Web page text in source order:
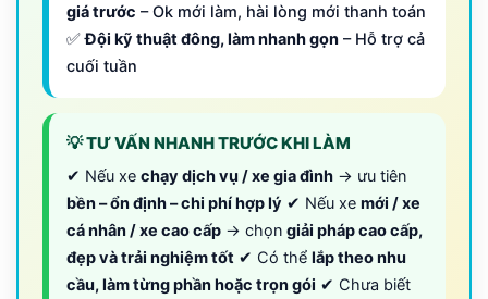
giá trước – Ok mới làm, hài lòng mới thanh toán
✅Đội kỹ thuật đông, làm nhanh gọn – Hỗ trợ cả
cuối tuần
💡 TƯ VẤN NHANH TRƯỚC KHI LÀM
✔ Nếu xe chạy dịch vụ / xe gia đình → ưu tiên
bền – ổn định – chi phí hợp lý ✔ Nếu xe mới / xe
cá nhân / xe cao cấp → chọn giải pháp cao cấp,
đẹp và trải nghiệm tốt ✔ Có thể lắp theo nhu
cầu, làm từng phần hoặc trọn gói ✔ Chưa biết